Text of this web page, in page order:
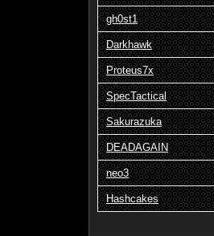
gh0st1
Darkhawk
Proteus7x
SpecTactical
Sakurazuka
DEADAGAIN
neo3
Hashcakes